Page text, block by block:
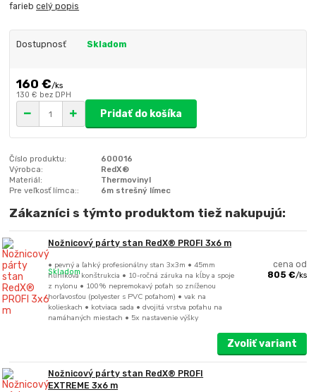
fariebcelý popis
Dostupnosť Skladom
160 €/ks
130 € bez DPH
Pridať do košíka
Číslo produktu:
600016
Výrobca:
RedX®
Materiál:
Thermovinyl
Pre veľkosť límca::
6m strešný límec
Zákazníci s týmto produktom tiež nakupujú:
Nožnicový párty stan RedX® PROFI 3x6 m
• pevný a ľahký profesionálny stan 3x3m • 45mm
hliníková konštrukcia • 10-ročná záruka na kĺby a spoje
z nylonu • 100% nepremokavý poťah so zníženou
horľavosťou (polyester s PVC poťahom) • vak na
kolieskach • kotviaca sada • dvojitá vrstva poťahu na
namáhaných miestach • 5x nastavenie výšky
cena od
805 €/ks
Skladom
Zvoliť variant
Nožnicový párty stan RedX® PROFI
EXTREME 3x6 m